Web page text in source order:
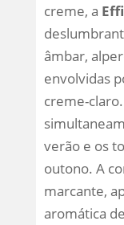
creme, a
âmbar,
envolvidas
creme-
verão e os
outono. A
marcante,
aromática